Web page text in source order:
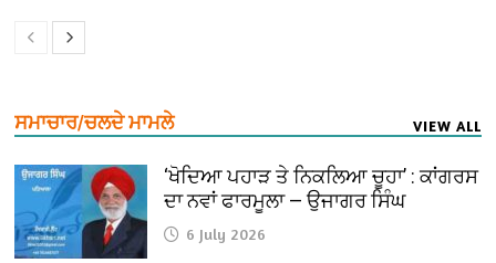
ਸਮਾਚਾਰ/ਚਲਦੇ ਮਾਮਲੇ VIEW ALL
‘ਖੋਦਿਆ ਪਹਾੜ ਤੇ ਨਿਕਲਿਆ ਚੂਹਾ’ : ਕਾਂਗਰਸ
ਦਾ ਨਵਾਂ ਫਾਰਮੂਲਾ — ਉਜਾਗਰ ਸਿੰਘ
6 July 2026